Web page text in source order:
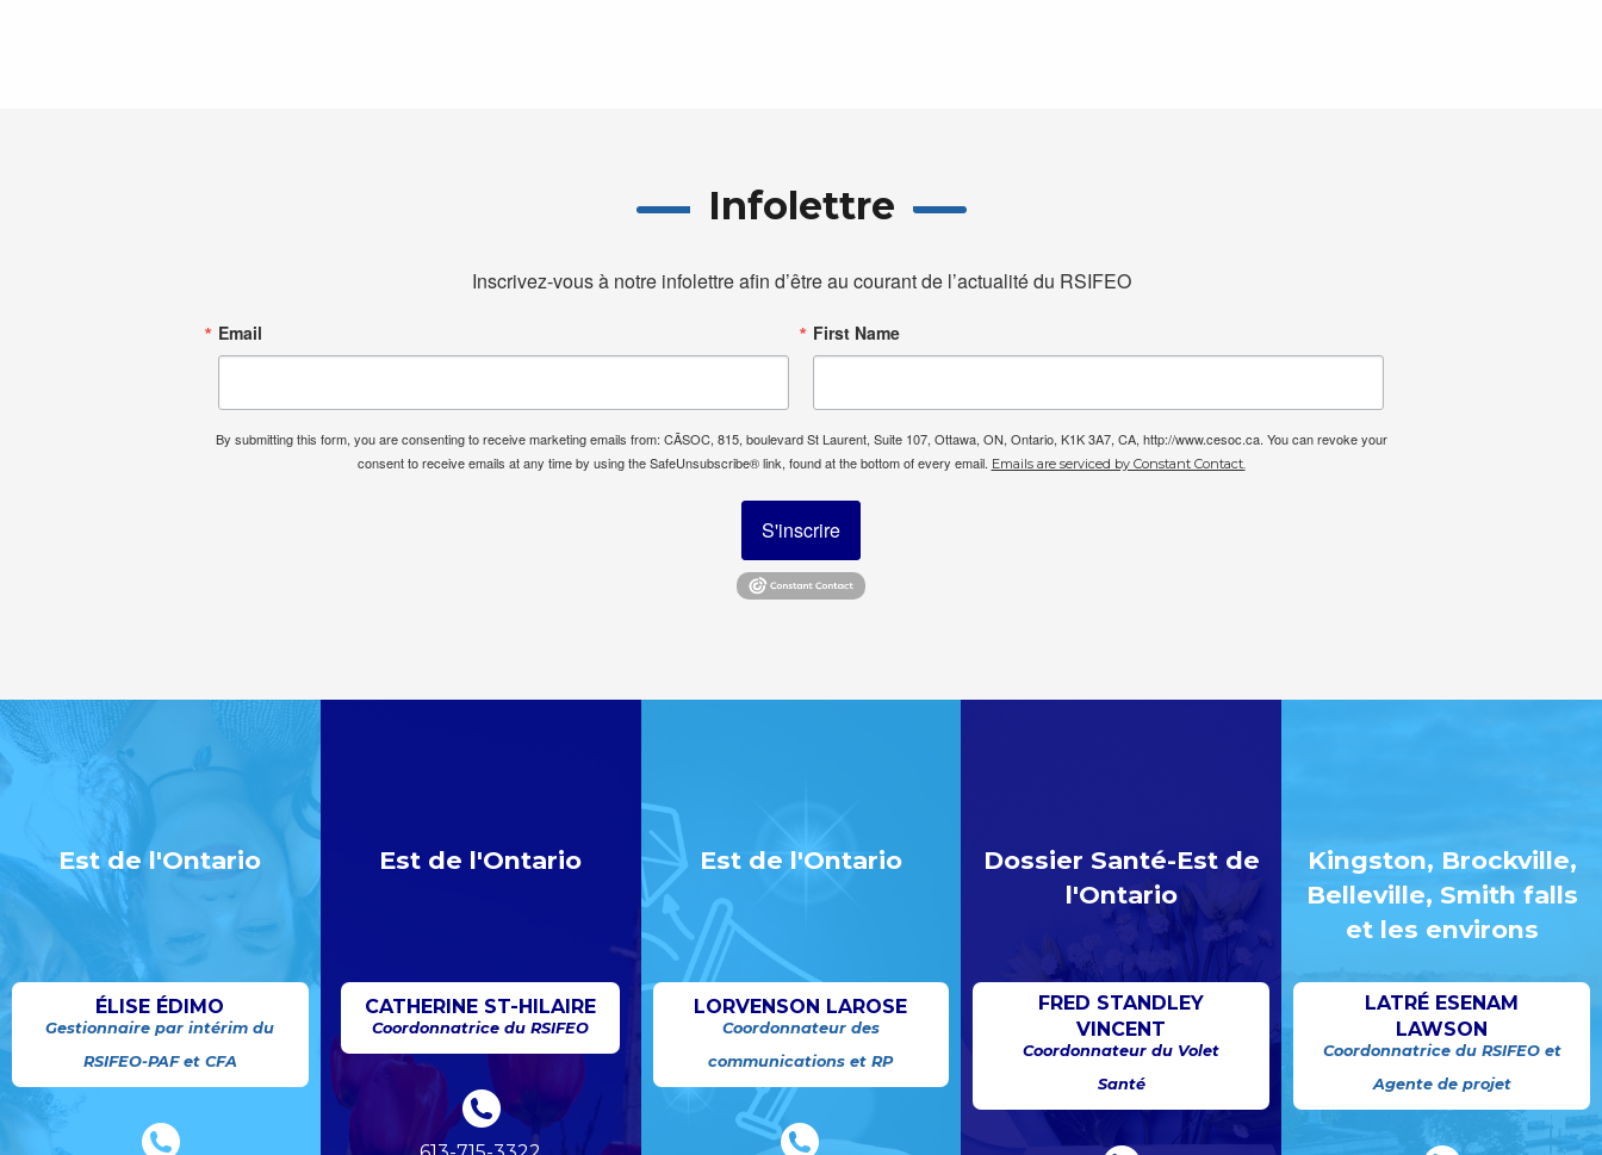
Infolettre
Inscrivez-vous à notre infolettre afin d’être au courant de l’actualité du RSIFEO
Email First Name
By submitting this form, you are consenting to receive marketing emails from: CÃSOC, 815, boulevard St Laurent, Suite 107, Ottawa, ON, Ontario, K1K 3A7, CA, http://www.cesoc.ca. You can revoke your
consent to receive emails at any time by using the SafeUnsubscribe® link, found at the bottom of every email. Emails are serviced by Constant Contact.
S'inscrire
Est de l'Ontario
ÉLISE ÉDIMO
Gestionnaire par intérim du
RSIFEO-PAF et CFA
Est de l'Ontario
CATHERINE ST-HILAIRE
Coordonnatrice du RSIFEO
Est de l'Ontario
LORVENSON LAROSE
Coordonnateur des
communications et RP
Dossier Santé-Est de
l'Ontario
FRED STANDLEY
VINCENT
Coordonnateur du Volet
Santé
Kingston, Brockville,
Belleville, Smith falls
et les environs
LATRÉ ESENAM
LAWSON
Coordonnatrice du RSIFEO et
Agente de projet